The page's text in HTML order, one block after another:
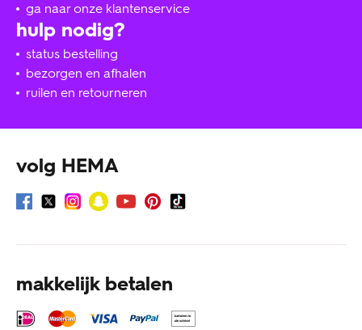
hulp nodig?
status bestelling
bezorgen en afhalen
ruilen en retourneren
ga naar onze klantenservice
volg HEMA
makkelijk betalen